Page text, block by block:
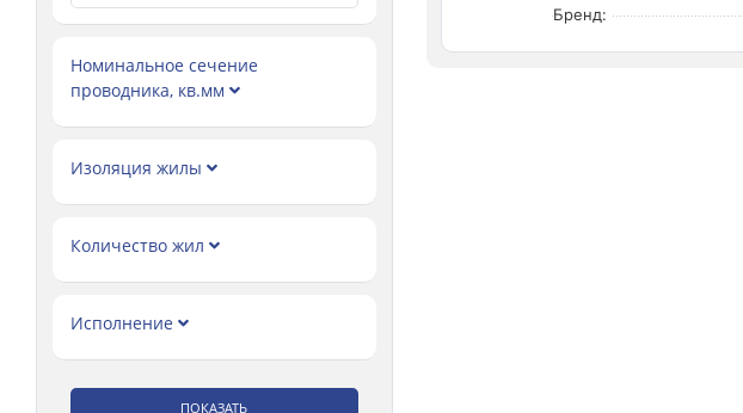
Бренд:
Номинальное сечение
проводника, кв.мм
Изоляция жилы
Количество жил
Исполнение